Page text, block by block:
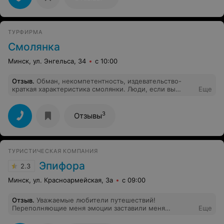
совсем не хотели уезжать и следующий раз мы
продлим свой отдых обязательно! Качество,
надёжность и профессионализм- вот моя оценка
ТУРФИРМА
Смолянка
Минск, ул. Энгельса, 34 с 10:00
Отзыв. Обман, некомпетентность, издевательство-
краткая характеристика смолянки. Люди, если вы
Еще
Отзывы3
ТУРИСТИЧЕСКАЯ КОМПАНИЯ
2.3 Эпифора
Минск, ул. Красноармейская, 3а с 09:00
Отзыв. Уважаемые любители путешествий!
Переполняющие меня эмоции заставили меня
Еще